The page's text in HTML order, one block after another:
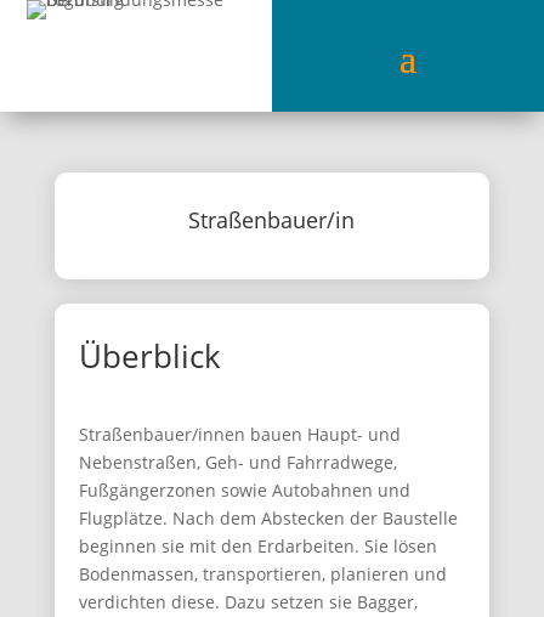
Straßenbauer/in
Überblick
Straßenbauer/innen bauen Haupt- und
Nebenstraßen, Geh- und Fahrradwege,
Fußgängerzonen sowie Autobahnen und
Flugplätze. Nach dem Abstecken der Baustelle
beginnen sie mit den Erdarbeiten. Sie lösen
Bodenmassen, transportieren, planieren und
verdichten diese. Dazu setzen sie Bagger,